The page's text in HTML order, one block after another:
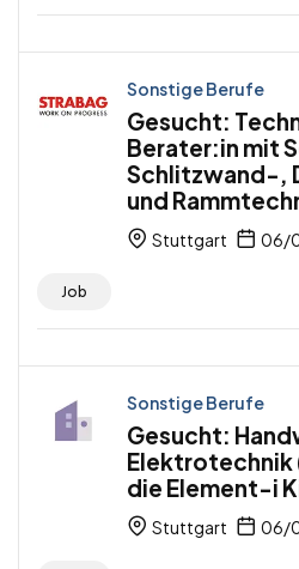
Sonstige Berufe
Gesucht:
Berater:in mit
Schlitzwand-,
und
Stuttgart 06/
Job
Sonstige Berufe
Gesucht:
die Element-i
Stuttgart 06/